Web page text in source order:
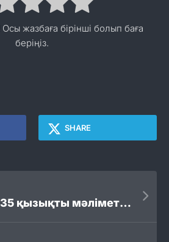
жазбаға бірінші болып баға
беріңіз.
SHARE
Тараз туралы 35 қызықты мәліметтер